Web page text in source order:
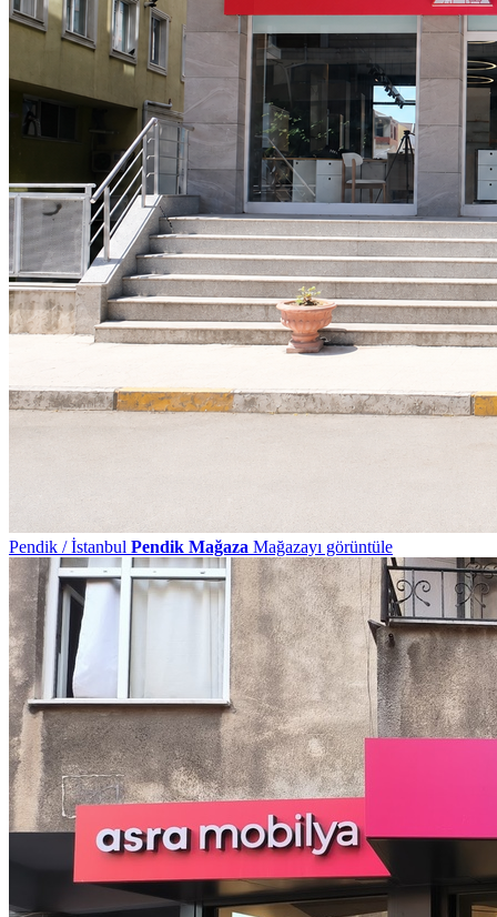
Pendik / İstanbul Pendik Mağaza Mağazayı görüntüle